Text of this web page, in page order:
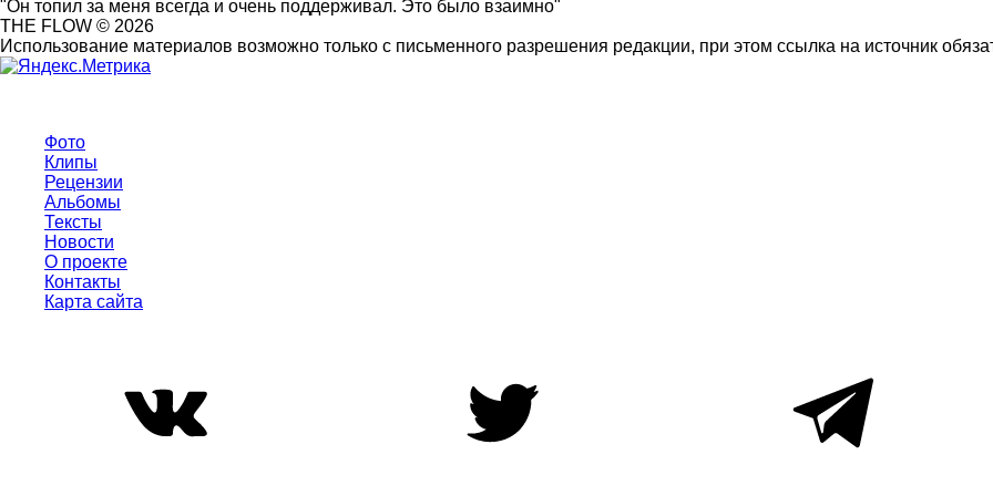
"Он топил за меня всегда и очень поддерживал. Это было взаимно"
THE FLOW © 2026
Использование материалов возможно только с письменного разрешения редакции, при этом ссылка на источник
Фото
Клипы
Рецензии
Альбомы
Тексты
Новости
О проекте
Контакты
Карта сайта